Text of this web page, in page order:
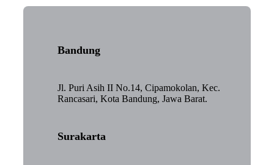
Bandung
Jl. Puri Asih II No.14, Cipamokolan, Kec.
Rancasari, Kota Bandung, Jawa Barat.
Surakarta